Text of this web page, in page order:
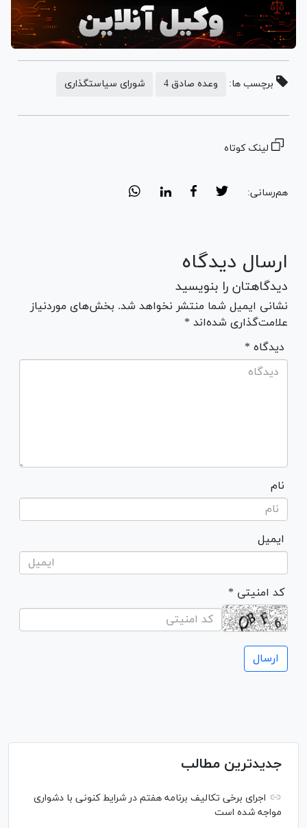
برچسب ها: وعده صادق 4 شورای سیاستگذاری
لینک کوتاه
هم‌رسانی:
ارسال دیدگاه
دیدگاهتان را بنویسید
نشانی ایمیل شما منتشر نخواهد شد. بخش‌های موردنیاز
علامت‌گذاری شده‌اند *
* دیدگاه
نام
ایمیل
* کد امنیتی
جدیدترین مطالب
اجرای برخی تکالیف برنامه هفتم در شرایط کنونی با دشواری
مواجه شده است